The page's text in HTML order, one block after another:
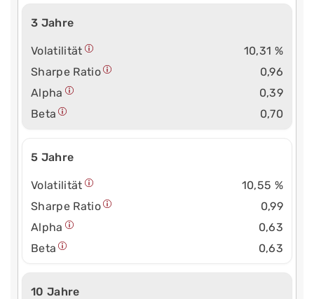
3 Jahre
Volatilität
10,31 %
Sharpe Ratio
0,96
Alpha
0,39
Beta
0,70
5 Jahre
Volatilität
10,55 %
Sharpe Ratio
0,99
Alpha
0,63
Beta
0,63
10 Jahre